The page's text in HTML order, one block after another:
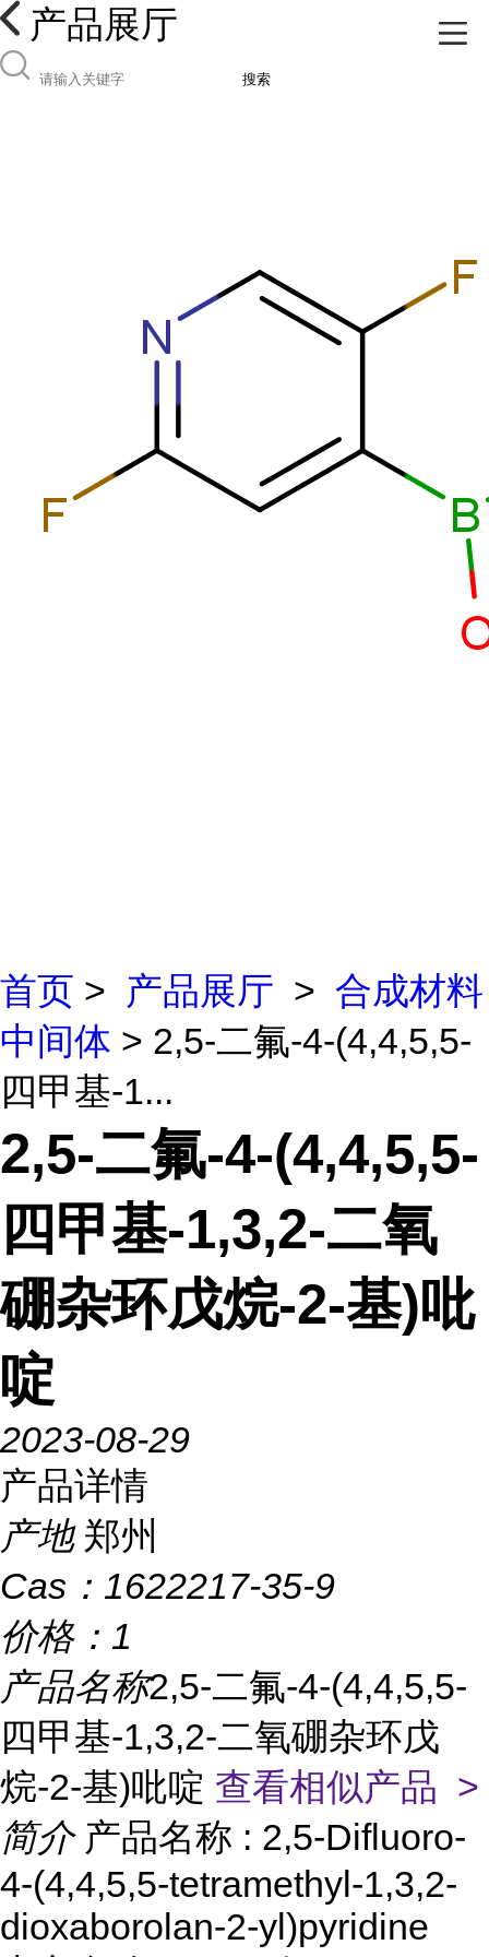
产品展厅
搜索
首页 > 产品展厅 > 合成材料
中间体 > 2,5-二氟-4-(4,4,5,5-
四甲基-1...
2,5-二氟-4-(4,4,5,5-
四甲基-1,3,2-二氧
硼杂环戊烷-2-基)吡
啶
2023-08-29
产品详情
产地 郑州
Cas： 1622217-35-9
价格： 1
产品名称2,5-二氟-4-(4,4,5,5-
四甲基-1,3,2-二氧硼杂环戊
烷-2-基)吡啶 查看相似产品 >
简介 产品名称 : 2,5-Difluoro-
4-(4,4,5,5-tetramethyl-1,3,2-
dioxaborolan-2-yl)pyridine